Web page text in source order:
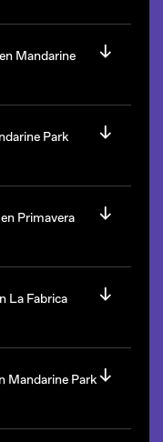
610, Rosario,
Mandarine
Carrasco, Av
Aires.
Park
Carrasco, Av
Primavera
Parque San Martín,
La Fabrica
Mandarine Park